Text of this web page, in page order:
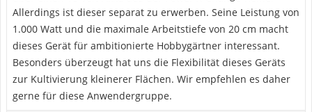
Allerdings ist dieser separat zu erwerben. Seine Leistung von
1.000 Watt und die maximale Arbeitstiefe von 20 cm macht
dieses Gerät für ambitionierte Hobbygärtner interessant.
Besonders überzeugt hat uns die Flexibilität dieses Geräts
zur Kultivierung kleinerer Flächen. Wir empfehlen es daher
gerne für diese Anwendergruppe.